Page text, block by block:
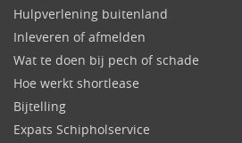
Hulpverlening buitenland
Inleveren of afmelden
Wat te doen bij pech of schade
Hoe werkt shortlease
Bijtelling
Expats Schipholservice